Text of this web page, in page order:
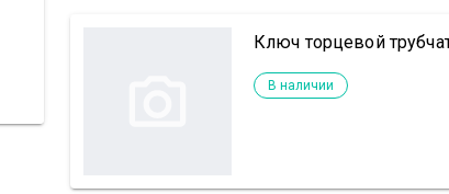
Ключ торцевой
В наличии